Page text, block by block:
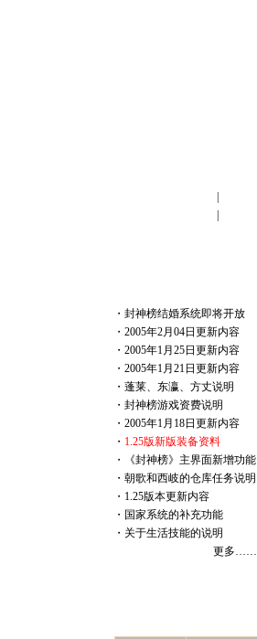
・封神榜结婚系统即将开放
・2005年2月04日更新内容
・2005年1月25日更新内容
・2005年1月21日更新内容
・蓬莱、东瀛、方丈说明
・封神榜游戏资费说明
・2005年1月18日更新内容
・ 1.25版新版装备资料
・
《封神榜》主界面新增功能
・朝歌和西岐的仓库任务说明
・ 1.25版本更新内容
・ 国家系统的补充功能
・ 关于生活技能的说明
更多……